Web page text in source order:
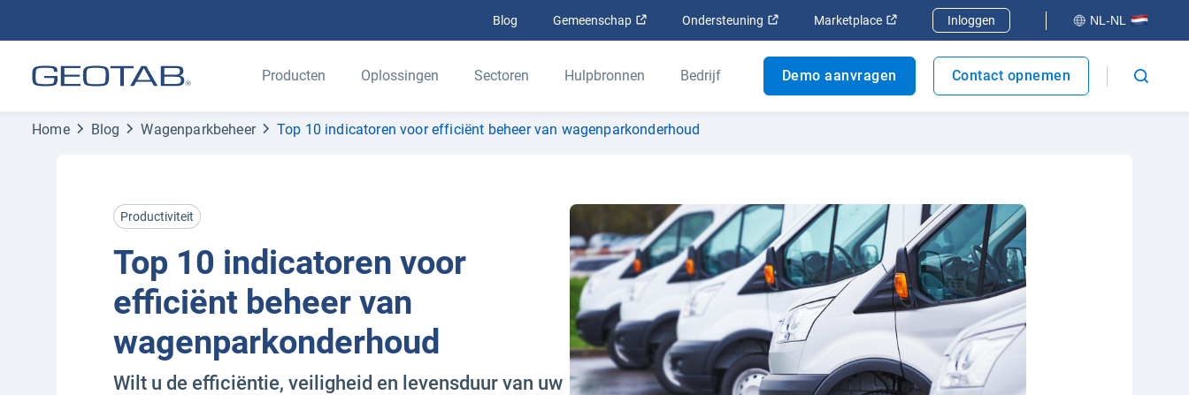
Blog Gemeenschap Openen in een nieuw venster
Ondersteuning Openen in een nieuw venster
Marketplace Openen in een nieuw venster
Inloggen NL-NL
Producten Oplossingen Sectoren Hulpbronnen Bedrijf Demo aanvragen Contact opnemen
Home Blog Wagenparkbeheer Top 10 indicatoren voor efficiënt beheer van wagenparkonderhoud
Productiviteit
Top 10 indicatoren voor
efficiënt beheer van
wagenparkonderhoud
Wilt u de efficiëntie, veiligheid en levensduur van uw